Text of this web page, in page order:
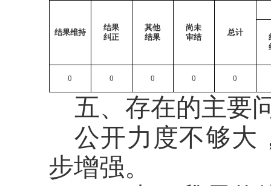
结果维持
结果
纠正
其他
结果
尚未
审结
总计
0 0 0 0 0
五、存在的主要
公开力度不够大
步增强。